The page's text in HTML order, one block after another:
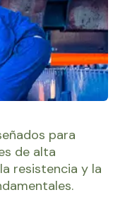
para
de alta
resistencia y la